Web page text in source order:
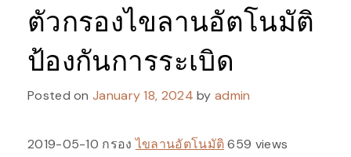
ตัวกรองไขลานอัตโนมัติ
ป้องกันการระเบิด
Posted onJanuary 18, 2024 byadmin
2019-05-10 กรอง ไขลานอัตโนมัติ 659 views